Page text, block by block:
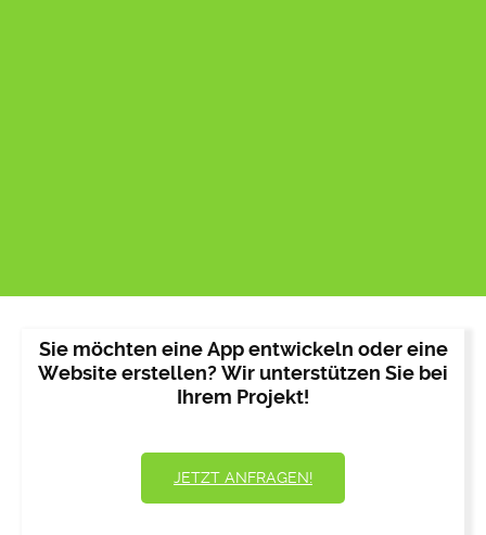
Sie möchten eine App entwickeln oder eine
Website erstellen? Wir unterstützen Sie bei
Ihrem Projekt!
JETZT ANFRAGEN!